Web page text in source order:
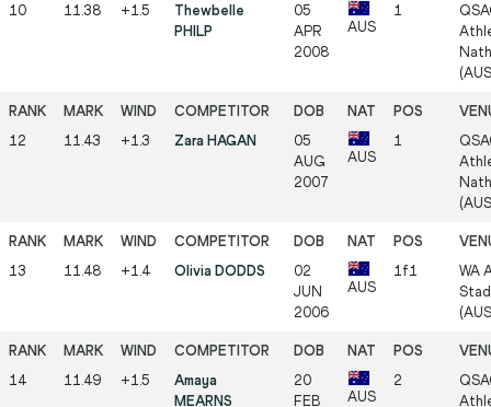
10 11.38 +1.5
Thewbelle
PHILP
05
APR
2008
AUS
1
12 11.43 +1.3 Zara HAGAN
05
AUG
2007
AUS
1
13 11.48 +1.4 Olivia DODDS
02
JUN
2006
AUS
1f1
WA
14 11.49 +1.5
Amaya
MEARNS
20
FEB
AUS
2